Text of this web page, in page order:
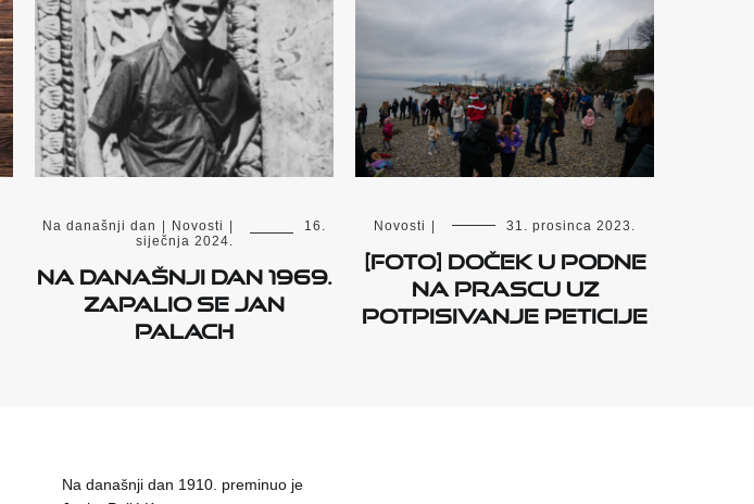
Na današnji dan Novosti
16.
siječnja 2024.
Na današnji dan 1969.
zapalio se Jan
Palach
Novosti 31. prosinca 2023.
[FOTO] Doček u podne
na Prascu uz
potpisivanje peticije
Na današnji dan 1910. preminuo je